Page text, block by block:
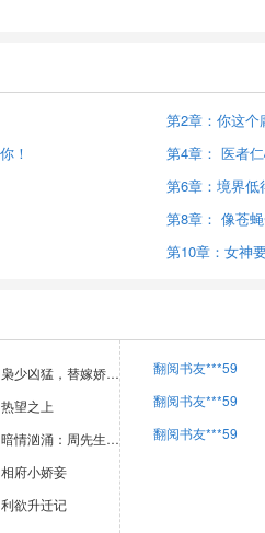
第2章：你这个
！
第4章： 医者
第6章：境界低
第8章： 像苍
第10章：女神
枭少凶猛，替嫁娇…
热望之上
暗情汹涌：周先生…
相府小娇妾
利欲升迁记
翻阅书友***59
翻阅书友***59
翻阅书友***59